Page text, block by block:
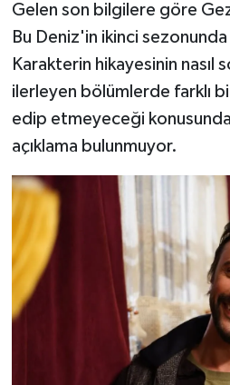
Gelen son bilgilere göre
Bu Deniz'in ikinci
Karakterin hikayesinin nasıl
ilerleyen bölümlerde farklı
edip etmeyeceği
açıklama bulunmuyor.